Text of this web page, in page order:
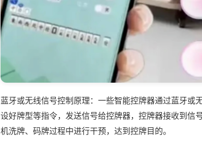
蓝牙或无线信号控制原理：一些智能控牌器通过蓝牙或
设好牌型等指令，发送信号给控牌器，控牌器接收到信
机洗牌、码牌过程中进行干预，达到控牌目的。